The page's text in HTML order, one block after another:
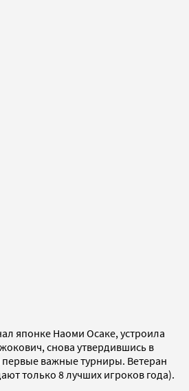
японке Наоми Осаке, устроила
снова утвердившись в
первые важные турниры. Ветеран
только 8 лучших игроков года).